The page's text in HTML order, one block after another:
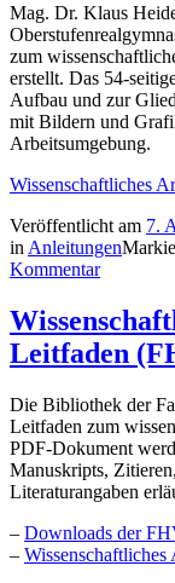
Mag. Dr. Klaus
zum
erstellt. Das 54-
Aufbau und zur
mit Bildern und
Arbeitsumgebung.
Wissenschaftliches
Veröffentlicht am 7.
in Anleitungen
Kommentar
Leitfaden
Die Bibliothek der
Leitfaden zum
PDF-Dokument
Manuskripts,
Literaturangaben
– Downloads der
–